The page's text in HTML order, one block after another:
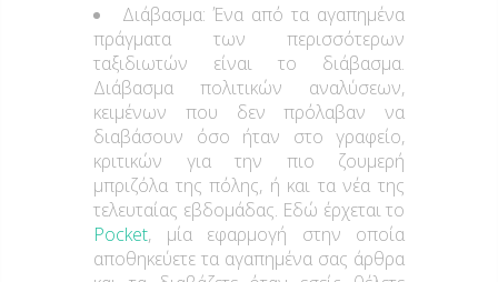
Διάβασμα: Ένα από τα αγαπημένα
πράγματα των περισσότερων
ταξιδιωτών είναι το διάβασμα.
Διάβασμα πολιτικών αναλύσεων,
κειμένων που δεν πρόλαβαν να
διαβάσουν όσο ήταν στο γραφείο,
κριτικών για την πιο ζουμερή
μπριζόλα της πόλης, ή και τα νέα της
τελευταίας εβδομάδας. Εδώ έρχεται το
Pocket, μία εφαρμογή στην οποία
αποθηκεύετε τα αγαπημένα σας άρθρα